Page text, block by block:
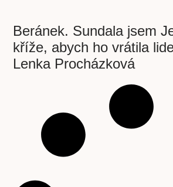
Beránek. Sundala jsem
kříže, abych ho vrátila
Lenka Procházková